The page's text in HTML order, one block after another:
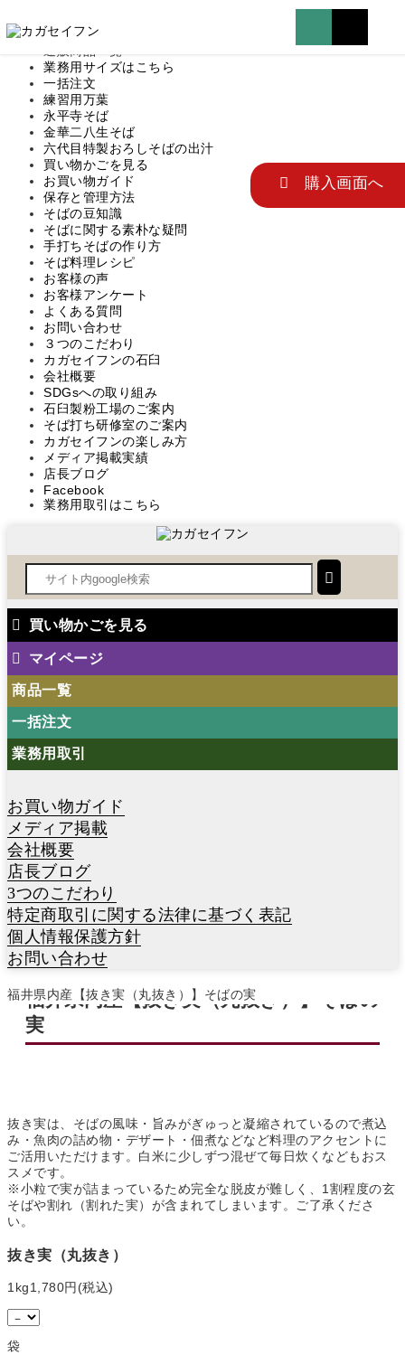
TOP
業務用サイズはこちら
一括注文
練習用万葉
永平寺そば
金華二八生そば
六代目特製おろしそばの出汁
買い物かごを見る
お買い物ガイド
保存と管理方法
そばの豆知識
そばに関する素朴な疑問
手打ちそばの作り方
そば料理レシピ
お客様の声
お客様アンケート
よくある質問
お問い合わせ
３つのこだわり
カガセイフンの石臼
会社概要
SDGsへの取り組み
石臼製粉工場のご案内
そば打ち研修室のご案内
カガセイフンの楽しみ方
メディア掲載実績
店長ブログ
Facebook
業務用取引はこちら
買い物かごを見る
マイページ
商品一覧
一括注文
業務用取引
お買い物ガイド
メディア掲載
会社概要
店長ブログ
3つのこだわり
特定商取引に関する法律に基づく表記
個人情報保護方針
お問い合わせ
福井県内産【抜き実（丸抜き）】そばの実
 購入画面へ
福井県内産【抜き実（丸抜き）】そばの
実
抜き実は、そばの風味・旨みがぎゅっと凝縮されているので煮込
み・魚肉の詰め物・デザート・佃煮などなど料理のアクセントに
ご活用いただけます。白米に少しずつ混ぜて毎日炊くなどもおス
スメです。
※小粒で実が詰まっているため完全な脱皮が難しく、1割程度の玄
そばや割れ（割れた実）が含まれてしまいます。ご了承くださ
い。
抜き実（丸抜き）
1kg1,780円(税込)
袋